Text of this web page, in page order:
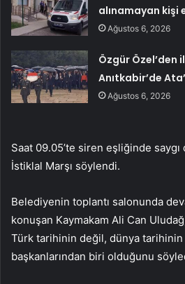
alınamayan kişi
Ağustos 6, 2026
Özgür Özel’den
Anıtkabir’de
Ağustos 6, 2026
Saat 09.05’te siren eşliğinde
İstiklal Marşı söylendi.
Belediyenin toplantı salonunda
konuşan Kaymakam Ali Can
Türk tarihinin değil, dünya
başkanlarından biri olduğunu